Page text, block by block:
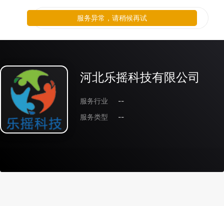
河北乐摇科技有限公司
服务行业
--
服务类型
--
服务异常，请稍候再试